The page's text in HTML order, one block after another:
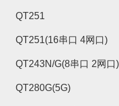
QT251
QT251(16串口 4网口)
QT243N/G(8串口 2网口)
QT280G(5G)